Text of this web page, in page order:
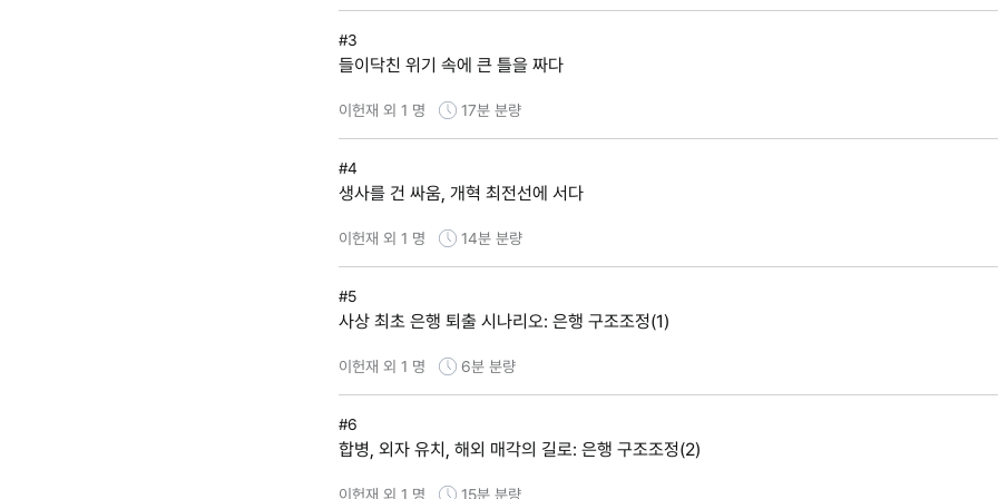
#3
들이닥친 위기 속에 큰 틀을 짜다
이헌재 외 1 명 17분 분량
#4
생사를 건 싸움, 개혁 최전선에 서다
이헌재 외 1 명 14분 분량
#5
사상 최초 은행 퇴출 시나리오: 은행 구조조정(1)
이헌재 외 1 명 6분 분량
#6
합병, 외자 유치, 해외 매각의 길로: 은행 구조조정(2)
이헌재 외 1 명 15분 분량